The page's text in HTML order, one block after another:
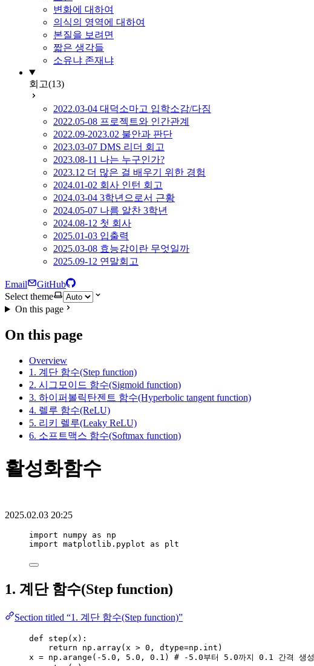
변화에 대하여
의식의 영역에 대하여
본질을 보려면
짧은 생각들
소유냐 존재냐
회고(13)
2022.03-04 대덕소마고 입학소감/다짐
2022.05-08 프로젝트와 인간관계
2022.09-2023.02 불안과 판단
2023.03-07 DMS 리더 회고
2023.08-11 나는 누구인가?
2023.12 더 많은 걸 배우기 위한 경험
2024.01-02 회사 인턴 회고
2024.03-04 3학년으로서 근황
2024.05-07 나름 알찬 3학년
2024.08-12 첫 회사
2025.01-03 입출력
2025.03-08 효능감이란 무엇일까
2025.09-12 연말회고
Email
GitHub
Select theme
On this page
On this page
Overview
1. 계단 함수(Step function)
2. 시그모이드 함수(Sigmoid function)
3. 하이퍼볼릭탄젠트 함수(Hyperbolic tangent function)
4. 렐루 함수(ReLU)
5. 리키 렐루(Leaky ReLU)
6. 소프트맥스 함수(Softmax function)
활성화함수
2025.02.03 20:25
import numpy as np
import matplotlib.pyplot as plt
1. 계단 함수(Step function)
Section titled “1. 계단 함수(Step function)”
def step ( x ) :
return np. array( x > 0 , dtype=np.int )
x = np. arange ( - 5.0 , 5.0 , 0.1 ) # -5.0부터 5.0까지 0.1 간격 생성